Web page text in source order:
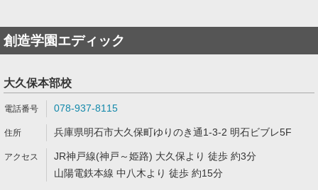
創造学園エディック
大久保本部校
078-937-8115
兵庫県明石市大久保町ゆりのき通1-3-2 明石ビブレ5F
JR神戸線(神戸～姫路) 大久保より 徒歩 約3分
山陽電鉄本線 中八木より 徒歩 約15分